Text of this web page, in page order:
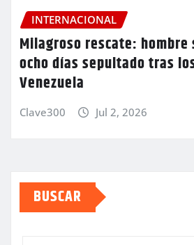
INTERNACIONAL
Milagroso rescate:
ocho días sepultado tras
Venezuela
Clave300 Jul 2, 2026
BUSCAR